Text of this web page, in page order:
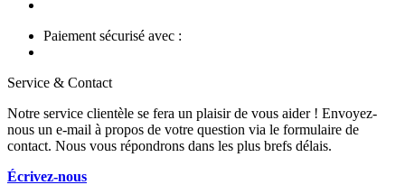
Paiement sécurisé avec :
Service & Contact
Notre service clientèle se fera un plaisir de vous aider ! Envoyez-
nous un e-mail à propos de votre question via le formulaire de
contact. Nous vous répondrons dans les plus brefs délais.
Écrivez-nous